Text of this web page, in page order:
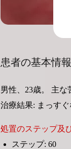
患者の基本情
男性、23歳。 主な
治療結果: まっす
処置のステップ及
ステップ: 60